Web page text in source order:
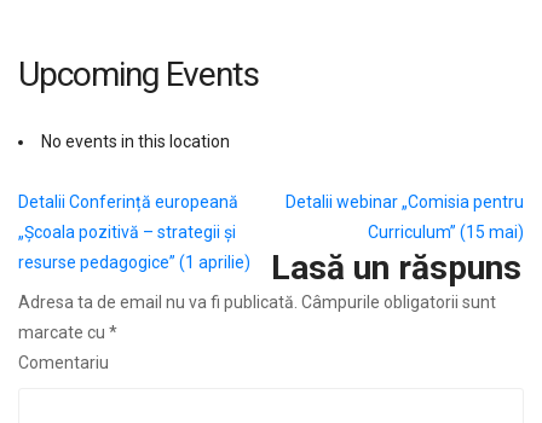
Upcoming Events
No events in this location
Navigare
în
articole
Detalii Conferință europeană
„Școala pozitivă – strategii și
resurse pedagogice” (1 aprilie)
Detalii webinar „Comisia pentru
Curriculum” (15 mai)
Lasă un răspuns
Adresa ta de email nu va fi publicată. Câmpurile obligatorii sunt
marcate cu *
Comentariu